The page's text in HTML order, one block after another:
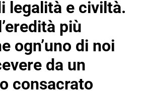
legalità e civiltà.
più
ogn’uno di noi
da un
consacrato